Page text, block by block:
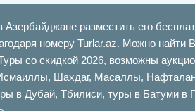
разместить его
номеру Turlar.az. Можно
со скидкой 2026, возможны
Шахдаг, Масаллы,
в Дубай, Тбилиси, туры в Батуми в